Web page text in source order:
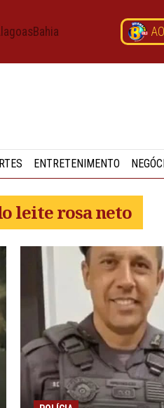
Bahia
ENTRETENIMENTO
leite rosa neto